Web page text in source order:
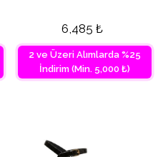
6,485 ₺
2 ve Üzeri Alımlarda %25
İndirim (Min. 5,000 ₺)